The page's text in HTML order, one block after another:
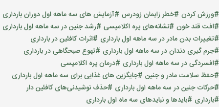
#ورزش کردن #خطر زایمان زودرس #آزمایش های سه ماهه اول دوران بارداری
#افت قند خون #نشانه‌های پره اکلامپسی #رشد جنین در سه ماهه اول بارداری
#تغییرات بدن مادر در سه ماهه اول بارداری #اثرات کافئین در بارداری
#جرم گیری دندان در سه ماهه اول بارداری #تهوع صبحگاهی در بارداری
#افسردگی در سه ماهه اول بارداری #درمان پره اکلامپسی
#حفظ سلامت مادر و جنین #جایگزین های غذایی برای سه ماهه اول بارداری
#حرکات جنین در سه ماهه اول بارداری #حذف نوشیدنی‌های کافئین دار
#بارداری #بایدها و نبایدهای سه ماه اول بارداری